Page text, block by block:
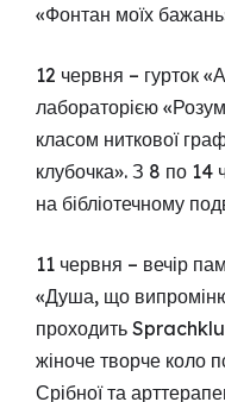
«Фонтан моїх
12 червня – гурток
лабораторією
класом ниткової
клубочка». З 8 по 14
на бібліотечному
11 червня – вечір
«Душа, що
проходить
жіноче творче коло
Срібної та